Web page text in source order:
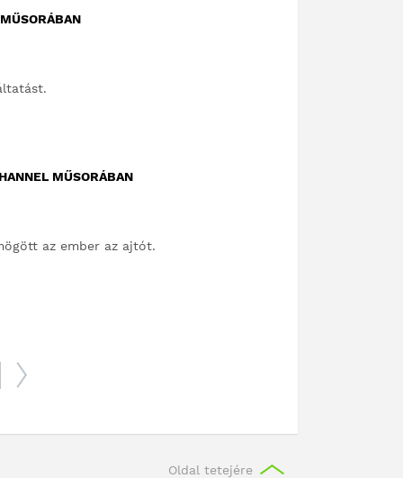
MŰSORÁBAN
az ember az ajtót.
Oldal tetejére